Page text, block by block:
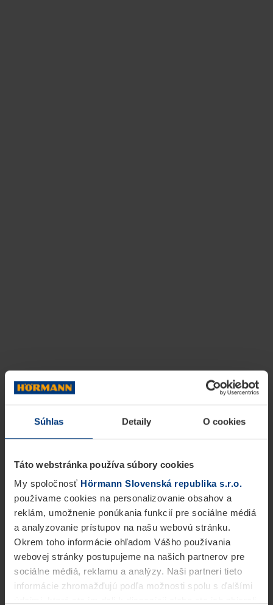
Súhlas Detaily O cookies
Táto webstránka používa súbory cookies
My spoločnosť Hörmann Slovenská republika s.r.o.
používame cookies na personalizovanie obsahov a
reklám, umožnenie ponúkania funkcií pre sociálne médiá
a analyzovanie prístupov na našu webovú stránku.
Okrem toho informácie ohľadom Vášho používania
webovej stránky postupujeme na našich partnerov pre
sociálne médiá, reklamu a analýzy. Naši partneri tieto
informácie zhromažďujú podľa možnosti spolu s ďalšími